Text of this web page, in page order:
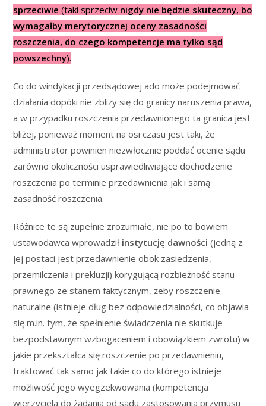
sprzeciwie(taki sprzeciw nigdy nie będzie skuteczny, bo
wymagałby merytorycznej oceny zasadności
roszczenia, do czego kompetencje ma tylko sąd
powszechny).
Co do windykacji przedsądowej ado może podejmować
działania dopóki nie zbliży się do granicy naruszenia prawa,
a w przypadku roszczenia przedawnionego ta granica jest
bliżej, ponieważ moment na osi czasu jest taki, że
administrator powinien niezwłocznie poddać ocenie sądu
zarówno okoliczności usprawiedliwiające dochodzenie
roszczenia po terminie przedawnienia jak i samą
zasadność roszczenia.
Różnice te są zupełnie zrozumiałe, nie po to bowiem
ustawodawca wprowadził instytucję dawności (jedną z
jej postaci jest przedawnienie obok zasiedzenia,
przemilczenia i prekluzji) korygującą rozbieżność stanu
prawnego ze stanem faktycznym, żeby roszczenie
naturalne (istnieje dług bez odpowiedzialności, co objawia
się m.in. tym, że spełnienie świadczenia nie skutkuje
bezpodstawnym wzbogaceniem i obowiązkiem zwrotu) w
jakie przekształca się roszczenie po przedawnieniu,
traktować tak samo jak takie co do którego istnieje
możliwość jego wyegzekwowania (kompetencja
wierzyciela do żądania od sądu zastosowania przymusu